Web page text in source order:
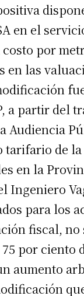
en el
por
en las
a partir del
Audiencia
tarifario de
en la
Ingeniero
para los
fiscal,
por ciento
aumento